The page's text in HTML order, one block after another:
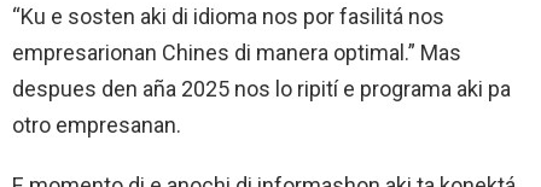
“Ku e sosten aki di idioma nos por fasilitá nos
empresarionan Chines di manera optimal.” Mas
despues den aña 2025 nos lo ripití e programa aki pa
otro empresanan.